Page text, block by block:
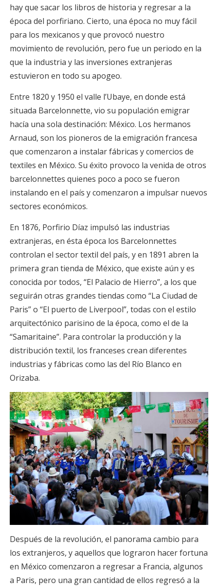
hay que sacar los libros de historia y regresar a la
época del porfiriano. Cierto, una época no muy fácil
para los mexicanos y que provocó nuestro
movimiento de revolución, pero fue un periodo en la
que la industria y las inversiones extranjeras
estuvieron en todo su apogeo.
Entre 1820 y 1950 el valle l’Ubaye, en donde está
situada Barcelonnette, vio su populación emigrar
hacía una sola destinación: México. Los hermanos
Arnaud, son los pioneros de la emigración francesa
que comenzaron a instalar fábricas y comercios de
textiles en México. Su éxito provoco la venida de otros
barcelonnettes quienes poco a poco se fueron
instalando en el país y comenzaron a impulsar nuevos
sectores económicos.
En 1876, Porfirio Díaz impulsó las industrias
extranjeras, en ésta época los Barcelonnettes
controlan el sector textil del país, y en 1891 abren la
primera gran tienda de México, que existe aún y es
conocida por todos, “El Palacio de Hierro”, a los que
seguirán otras grandes tiendas como “La Ciudad de
Paris” o “El puerto de Liverpool”, todas con el estilo
arquitectónico parisino de la época, como el de la
“Samaritaine”. Para controlar la producción y la
distribución textil, los franceses crean diferentes
industrias y fábricas como las del Río Blanco en
Orizaba.
Después de la revolución, el panorama cambio para
los extranjeros, y aquellos que lograron hacer fortuna
en México comenzaron a regresar a Francia, algunos
a Paris, pero una gran cantidad de ellos regresó a la